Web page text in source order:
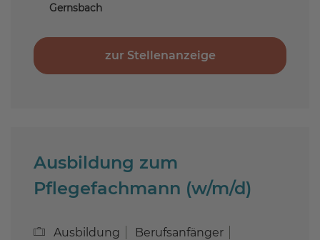
Gernsbach
zur Stellenanzeige
Ausbildung zum
Pflegefachmann (w/m/d)
Ausbildung Berufsanfänger